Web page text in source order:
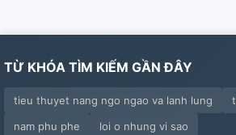
TỪ KHÓA TÌM KIẾM GẦN ĐÂY
tieu thuyet nang ngo ngao va lanh lung
nam phu phe
loi o nhung vi sao